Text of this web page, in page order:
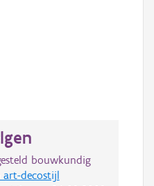
bouwkundig
decostijl